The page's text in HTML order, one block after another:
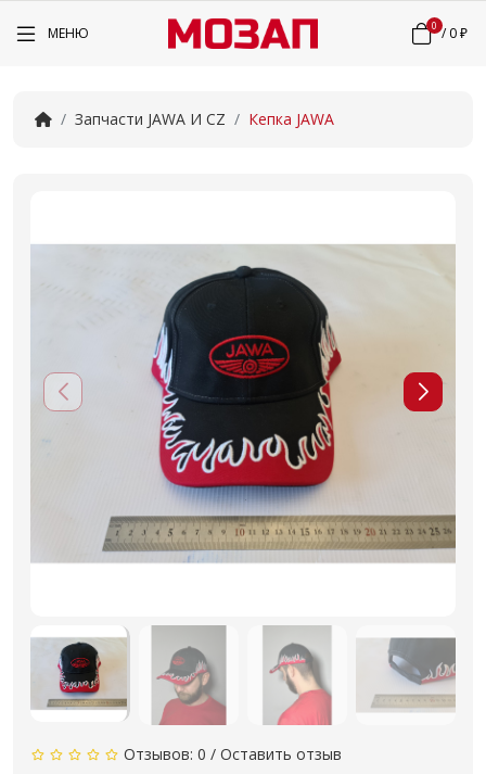
МЕНЮ 0 /0 ₽
Запчасти JAWA И CZ Кепка JAWA
Отзывов: 0 / Оставить отзыв